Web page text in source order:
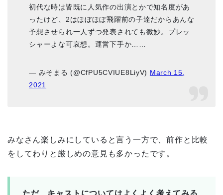
初代な時は皆既に人気作の出演とかで知名度があ
ったけど、2はほぼほぼ飛躍前の子達だからあんな
予想させられ一人ずつ発表されても微妙。プレッ
シャーよな可哀想。運営下手か……
— みそまる (@CfPU5CVIUE8LiyV) March 15,
2021
みなさん楽しみにしていると言う一方で、前作と比較
をしてわりと厳しめの意見も多かったです。